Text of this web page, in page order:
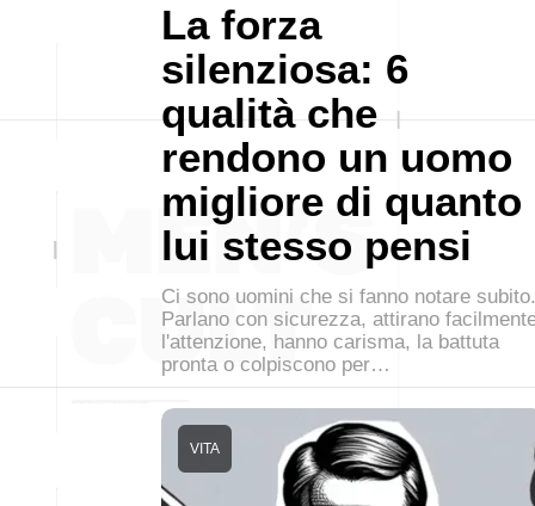
La forza
silenziosa: 6
qualità che
rendono un uomo
migliore di quanto
lui stesso pensi
Ci sono uomini che si fanno notare subito.
Parlano con sicurezza, attirano
l'attenzione, hanno carisma, la battuta
pronta o colpiscono per…
VITA